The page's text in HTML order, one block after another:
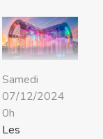
Samedi
07/12/2024
0h
Les